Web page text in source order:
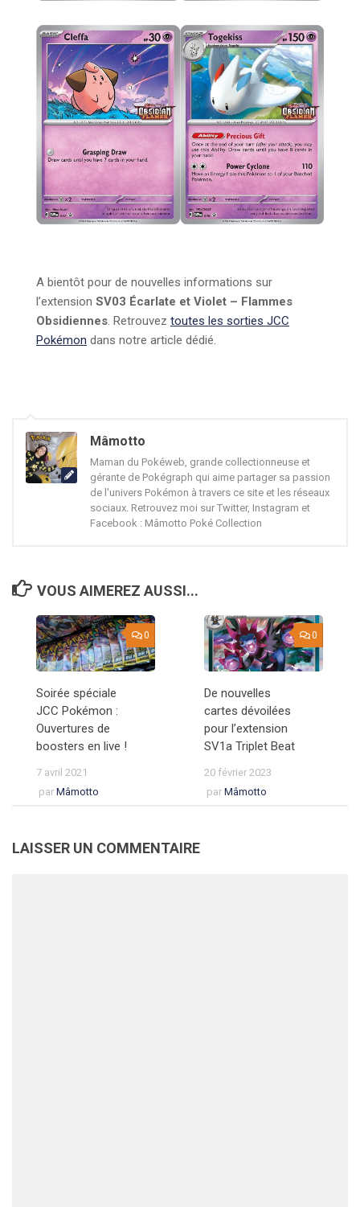
A bientôt pour de nouvelles informations sur
l’extension SV03 Écarlate et Violet – Flammes
Obsidiennes. Retrouvez toutes les sorties JCC
Pokémon dans notre article dédié.
Mâmotto
Maman du Pokéweb, grande collectionneuse et
gérante de Pokégraph qui aime partager sa passion
de l'univers Pokémon à travers ce site et les réseaux
sociaux. Retrouvez moi sur Twitter, Instagram et
Facebook : Mâmotto Poké Collection
VOUS AIMEREZ AUSSI...
0
Soirée spéciale
JCC Pokémon :
Ouvertures de
boosters en live !
7 avril 2021
par Mâmotto
0
De nouvelles
cartes dévoilées
pour l’extension
SV1a Triplet Beat
20 février 2023
par Mâmotto
LAISSER UN COMMENTAIRE